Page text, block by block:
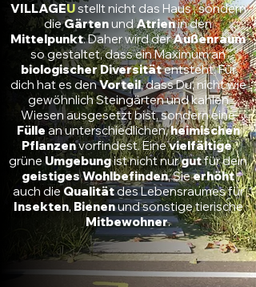
VILLAGEUstellt nicht das Haus , sondern
dieGärtenundAtrienin den
Mittelpunkt. Daher wird derAußenraum
so gestaltet, dass ein Maximum an
biologischer Diversitätentsteht. Für
dich hat es denVorteil, dass Du, nicht wie
gewöhnlich Steingärten und kahlen
Wiesen ausgesetzt bist, sondern eine
Füllean unterschiedlichen,heimischen
Pflanzenvorfindest. Einevielfältige,
grüneUmgebungist nicht nurgutfür dein
geistiges Wohlbefinden, Sieerhöht
auch die Qualitätdes Lebensraumes für
Insekten, Bienenund sonstige tierische
Mitbewohner.